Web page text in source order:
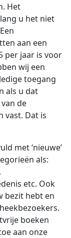
Het
u het niet
aan een
per jaar is voor
wij een
toegang
als u dat
de
vast. Dat is
met ‘nieuwe’
als:
etc. Ook
bezit hebt en
boeken
aan onze